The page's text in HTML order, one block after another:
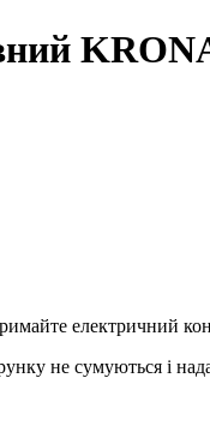
електричний
не сумуються і